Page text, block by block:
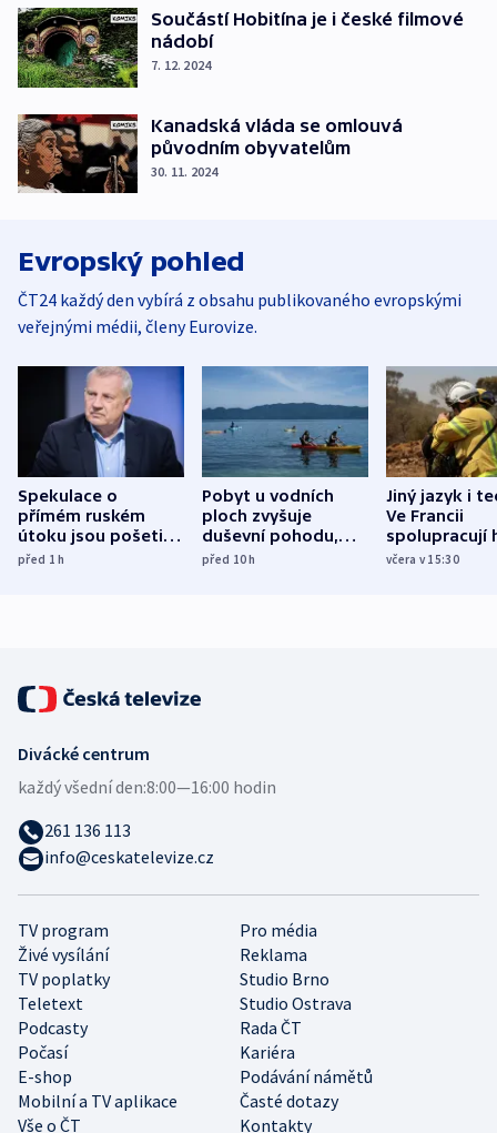
Součástí Hobitína je i české filmové
nádobí
7. 12. 2024
Kanadská vláda se omlouvá
původním obyvatelům
30. 11. 2024
Evropský pohled
ČT24 každý den vybírá z obsahu publikovaného evropskými
veřejnými médii, členy Eurovize.
Spekulace o
přímém ruském
útoku jsou pošetilé,
míní estonský
před 1h
Pobyt u vodních
ploch zvyšuje
duševní pohodu,
ukázala
před 10h
Jiný jazyk i
Ve Francii
spolupracují
různých zemí
včera v 15:30
TV program
Pro média
Živé vysílání
Reklama
TV poplatky
Studio Brno
Teletext
Studio Ostrava
Podcasty
Rada ČT
Počasí
Kariéra
E-shop
Podávání námětů
Mobilní a TV aplikace
Časté dotazy
Vše o ČT
Kontakty
Divácké centrum
každý všední den:8:00—16:00 hodin
261 136 113
info@ceskatelevize.cz